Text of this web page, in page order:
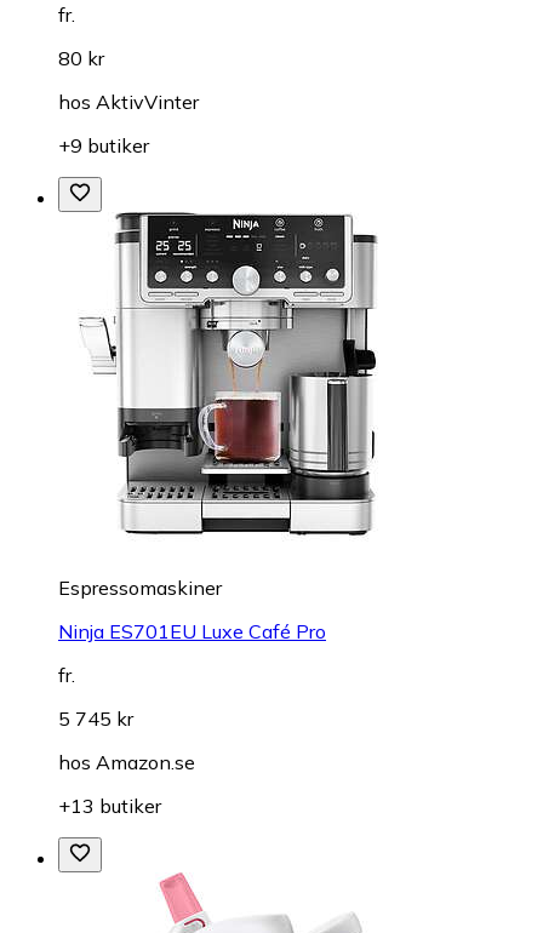
fr.
80 kr
hos AktivVinter
+9 butiker
Espressomaskiner
Ninja ES701EU Luxe Café Pro
fr.
5 745 kr
hos Amazon.se
+13 butiker